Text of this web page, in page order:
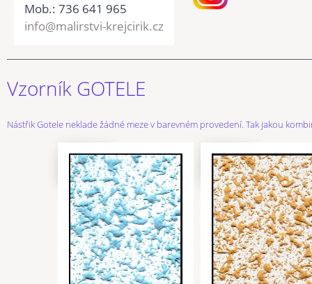
Mob.: 736 641 965
info@malirstvi-krejcirik.cz
Vzorník GOTELE
Nástřik Gotele neklade žádné meze v barevném provedení. Tak jakou